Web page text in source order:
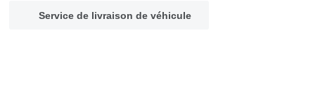
Service de livraison de véhicule